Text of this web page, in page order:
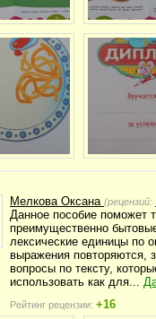
Мелкова Оксана (рецензий:
Данное пособие поможет
преимущественно
лексические единицы по
выражения повторяются,
вопросы по тексту,
использовать как для...
Рейтинг рецензии: +16